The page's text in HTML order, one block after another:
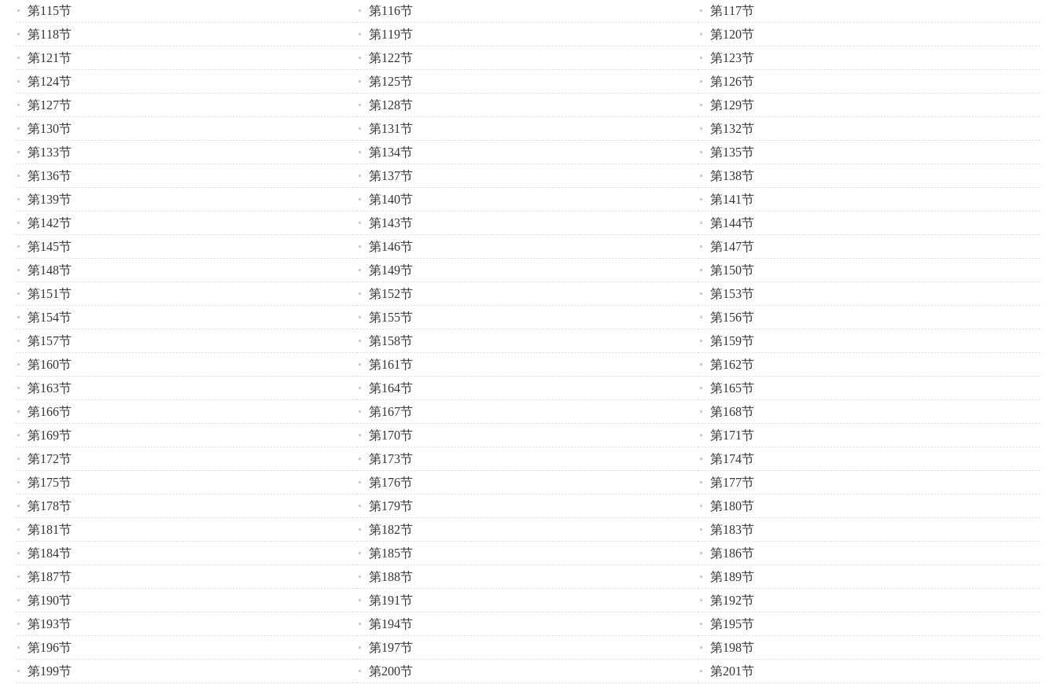
第115节
第116节
第117节
第118节
第119节
第120节
第121节
第122节
第123节
第124节
第125节
第126节
第127节
第128节
第129节
第130节
第131节
第132节
第133节
第134节
第135节
第136节
第137节
第138节
第139节
第140节
第141节
第142节
第143节
第144节
第145节
第146节
第147节
第148节
第149节
第150节
第151节
第152节
第153节
第154节
第155节
第156节
第157节
第158节
第159节
第160节
第161节
第162节
第163节
第164节
第165节
第166节
第167节
第168节
第169节
第170节
第171节
第172节
第173节
第174节
第175节
第176节
第177节
第178节
第179节
第180节
第181节
第182节
第183节
第184节
第185节
第186节
第187节
第188节
第189节
第190节
第191节
第192节
第193节
第194节
第195节
第196节
第197节
第198节
第199节
第200节
第201节